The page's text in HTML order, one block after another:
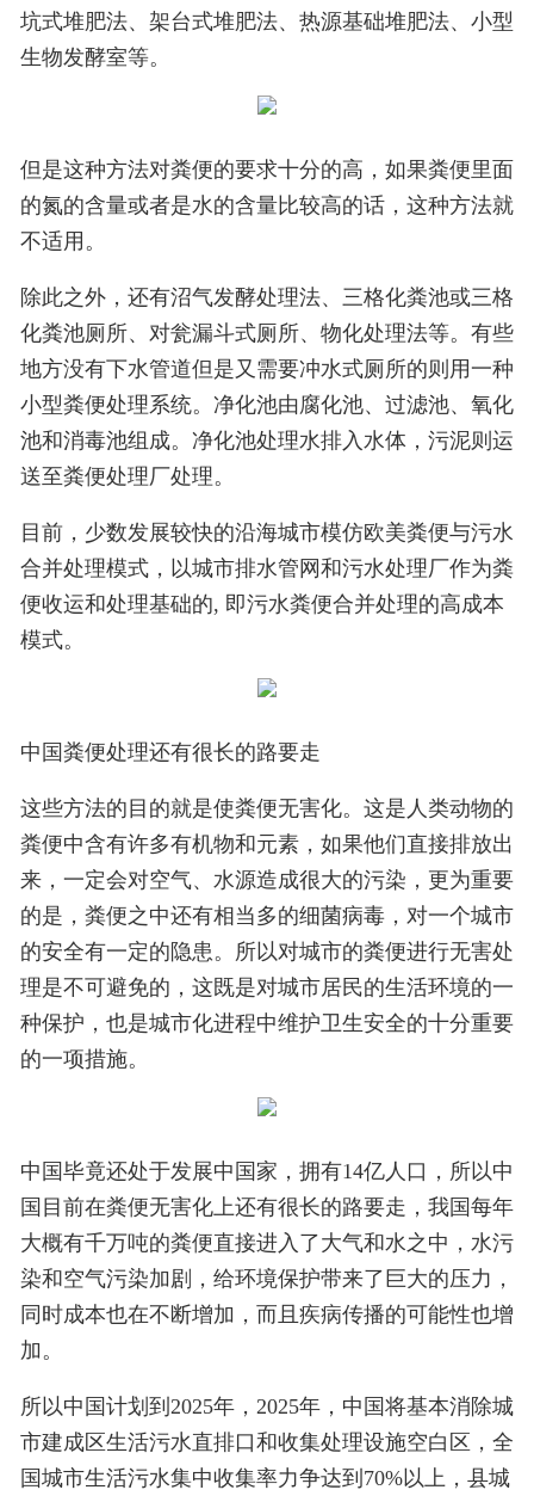
坑式堆肥法、架台式堆肥法、热源基础堆肥法、小型
生物发酵室等。
但是这种方法对粪便的要求十分的高，如果粪便里面
的氮的含量或者是水的含量比较高的话，这种方法就
不适用。
除此之外，还有沼气发酵处理法、三格化粪池或三格
化粪池厕所、对瓮漏斗式厕所、物化处理法等。有些
地方没有下水管道但是又需要冲水式厕所的则用一种
小型粪便处理系统。净化池由腐化池、过滤池、氧化
池和消毒池组成。净化池处理水排入水体，污泥则运
送至粪便处理厂处理。
目前，少数发展较快的沿海城市模仿欧美粪便与污水
合并处理模式，以城市排水管网和污水处理厂作为粪
便收运和处理基础的, 即污水粪便合并处理的高成本
模式。
中国粪便处理还有很长的路要走
这些方法的目的就是使粪便无害化。这是人类动物的
粪便中含有许多有机物和元素，如果他们直接排放出
来，一定会对空气、水源造成很大的污染，更为重要
的是，粪便之中还有相当多的细菌病毒，对一个城市
的安全有一定的隐患。所以对城市的粪便进行无害处
理是不可避免的，这既是对城市居民的生活环境的一
种保护，也是城市化进程中维护卫生安全的十分重要
的一项措施。
中国毕竟还处于发展中国家，拥有14亿人口，所以中
国目前在粪便无害化上还有很长的路要走，我国每年
大概有千万吨的粪便直接进入了大气和水之中，水污
染和空气污染加剧，给环境保护带来了巨大的压力，
同时成本也在不断增加，而且疾病传播的可能性也增
加。
所以中国计划到2025年，2025年，中国将基本消除城
市建成区生活污水直排口和收集处理设施空白区，全
国城市生活污水集中收集率力争达到70%以上，县城